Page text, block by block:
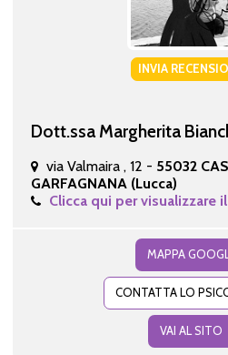
INVIA
Dott.ssa Margherita
via Valmaira , 12 - 55032
GARFAGNANA (Lucca)
Clicca qui per visualizzare
MAPPA
CONTATTA LO
VAI AL SITO